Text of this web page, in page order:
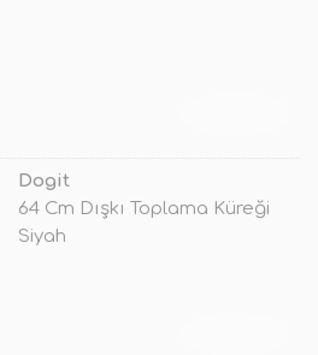
Dogit
64 Cm Dışkı Toplama Küreği
Siyah